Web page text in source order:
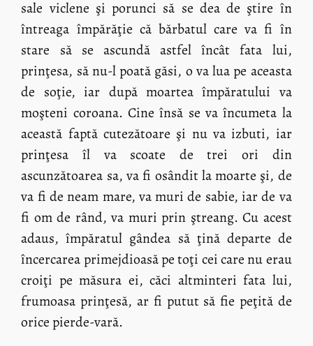
sale viclene şi porunci să se dea de ştire în
întreaga împărăţie că bărbatul care va fi în
stare să se ascundă astfel încât fata lui,
prinţesa, să nu-l poată găsi, o va lua pe aceasta
de soţie, iar după moartea împăratului va
moşteni coroana. Cine însă se va încumeta la
această faptă cutezătoare şi nu va izbuti, iar
prinţesa îl va scoate de trei ori din
ascunzătoarea sa, va fi osândit la moarte şi, de
va fi de neam mare, va muri de sabie, iar de va
fi om de rând, va muri prin ştreang. Cu acest
adaus, împăratul gândea să ţină departe de
încercarea primejdioasă pe toţi cei care nu erau
croiţi pe măsura ei, căci altminteri fata lui,
frumoasa prinţesă, ar fi putut să fie peţită de
orice pierde-vară.